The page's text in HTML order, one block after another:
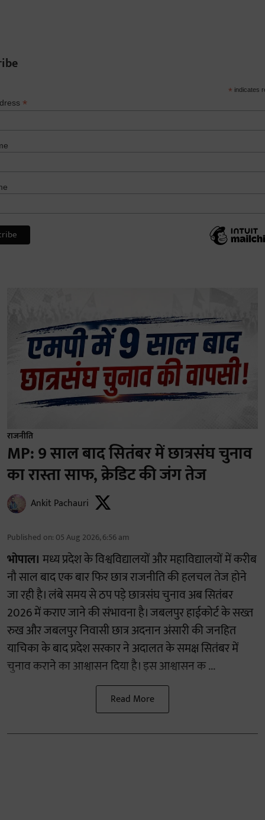
* indicates
*
राजनीति
MP: 9 साल बाद सितंबर में छात्रसंघ चुनाव
का रास्ता साफ, क्रेडिट की जंग तेज
Ankit Pachauri
Published on: 05 Aug 2026, 6:56 am
भोपाल। मध्य प्रदेश के विश्वविद्यालयों और महाविद्यालयों में करीब
नौ साल बाद एक बार फिर छात्र राजनीति की हलचल तेज होने
जा रही है। लंबे समय से ठप पड़े छात्रसंघ चुनाव अब सितंबर
2026 में कराए जाने की संभावना है। जबलपुर हाईकोर्ट के सख्त
रुख और जबलपुर निवासी छात्र अदनान अंसारी की जनहित
याचिका के बाद प्रदेश सरकार ने अदालत के समक्ष सितंबर में
चुनाव कराने का आश्वासन दिया है। इस आश्वासन क ...
Read More